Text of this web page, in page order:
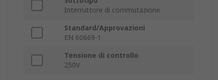
Interruttore di commutazione
Standard/Approvazioni
EN 60669-1
Tensione di controllo
250V